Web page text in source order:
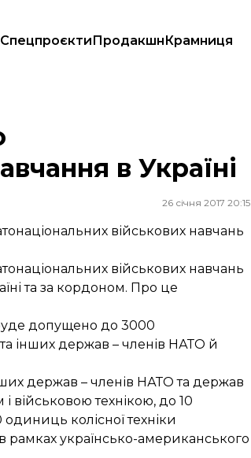
СпецпроєктиПродакшнКрамниця
в Україні
26 січня 2017 20:15
військових навчань
військових навчань
та за кордоном. Про це
буде допущено до 3000
інших держав – членів НАТО й
держав – членів НАТО та держав
військовою технікою, до 10
одиниць колісної техніки
рамках українсько-американського